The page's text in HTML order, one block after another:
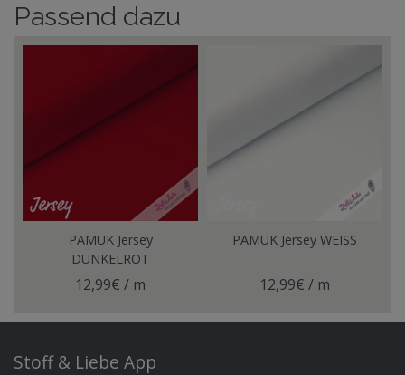
Passend dazu
PAMUK Jersey
DUNKELROT
12,99€ / m
PAMUK Jersey WEISS
12,99€ / m
Stoff & Liebe App